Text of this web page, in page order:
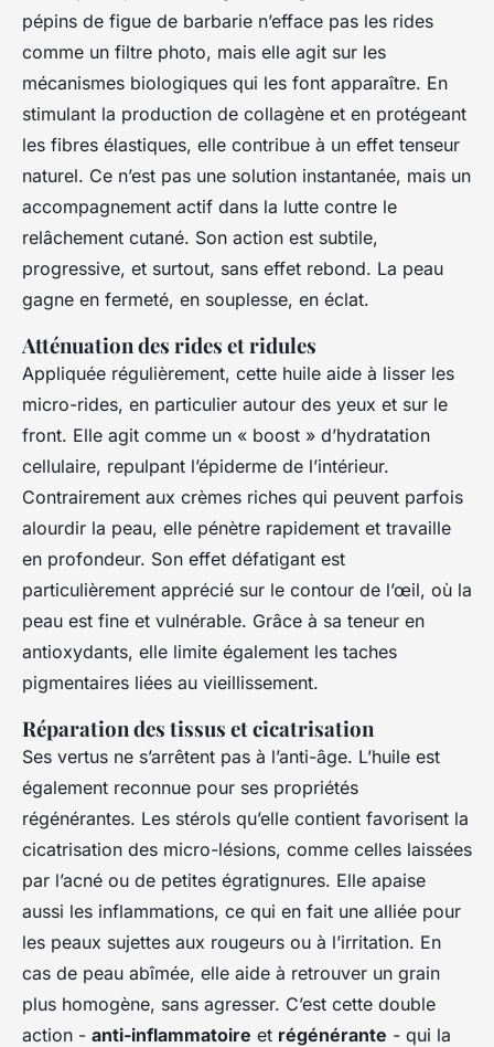
pépins de figue de barbarie n’efface pas les rides
comme un filtre photo, mais elle agit sur les
mécanismes biologiques qui les font apparaître. En
stimulant la production de collagène et en protégeant
les fibres élastiques, elle contribue à un effet tenseur
naturel. Ce n’est pas une solution instantanée, mais un
accompagnement actif dans la lutte contre le
relâchement cutané. Son action est subtile,
progressive, et surtout, sans effet rebond. La peau
gagne en fermeté, en souplesse, en éclat.
Atténuation des rides et ridules
Appliquée régulièrement, cette huile aide à lisser les
micro-rides, en particulier autour des yeux et sur le
front. Elle agit comme un « boost » d’hydratation
cellulaire, repulpant l’épiderme de l’intérieur.
Contrairement aux crèmes riches qui peuvent parfois
alourdir la peau, elle pénètre rapidement et travaille
en profondeur. Son effet défatigant est
particulièrement apprécié sur le contour de l’œil, où la
peau est fine et vulnérable. Grâce à sa teneur en
antioxydants, elle limite également les taches
pigmentaires liées au vieillissement.
Réparation des tissus et cicatrisation
Ses vertus ne s’arrêtent pas à l’anti-âge. L’huile est
également reconnue pour ses propriétés
régénérantes. Les stérols qu’elle contient favorisent la
cicatrisation des micro-lésions, comme celles laissées
par l’acné ou de petites égratignures. Elle apaise
aussi les inflammations, ce qui en fait une alliée pour
les peaux sujettes aux rougeurs ou à l’irritation. En
cas de peau abîmée, elle aide à retrouver un grain
plus homogène, sans agresser. C’est cette double
action - anti-inflammatoire et régénérante - qui la